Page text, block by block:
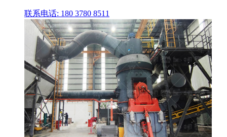
联系电话: 180 3780 8511